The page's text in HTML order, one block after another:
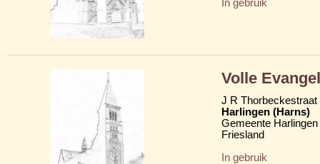
In gebruik
Volle
J R Thorbeckestraat
Harlingen (Harns)
Gemeente Harlingen
Friesland
In gebruik